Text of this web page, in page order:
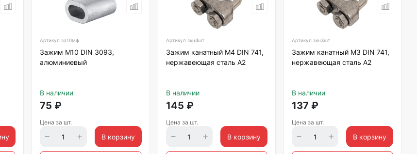
Артикулза10мф
Зажим М10 DIN 3093,
алюминиевый
В наличии
75 ₽
Цена за шт.
В корзину
Артикул зкн4шт
Зажим канатный М4 DIN 741,
нержавеющая сталь А2
В наличии
145 ₽
Цена за шт.
В корзину
Артикул зкн3шт
Зажим канатный М3 DIN 741,
нержавеющая сталь А2
В наличии
137 ₽
Цена за шт.
В корзину